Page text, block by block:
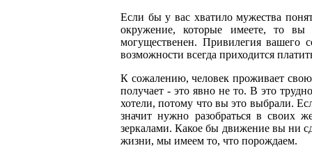
Если бы у вас хватило мужества
окружение, которые имеете, то
могущественен. Привилегия вашего
возможности всегда приходится
К сожалению, человек проживает
получает - это явно не то. В это
хотели, потому что вы это выбрали.
значит нужно разобраться в своих
зеркалами. Какое бы движение вы ни
жизни, мы имеем то, что порождаем.